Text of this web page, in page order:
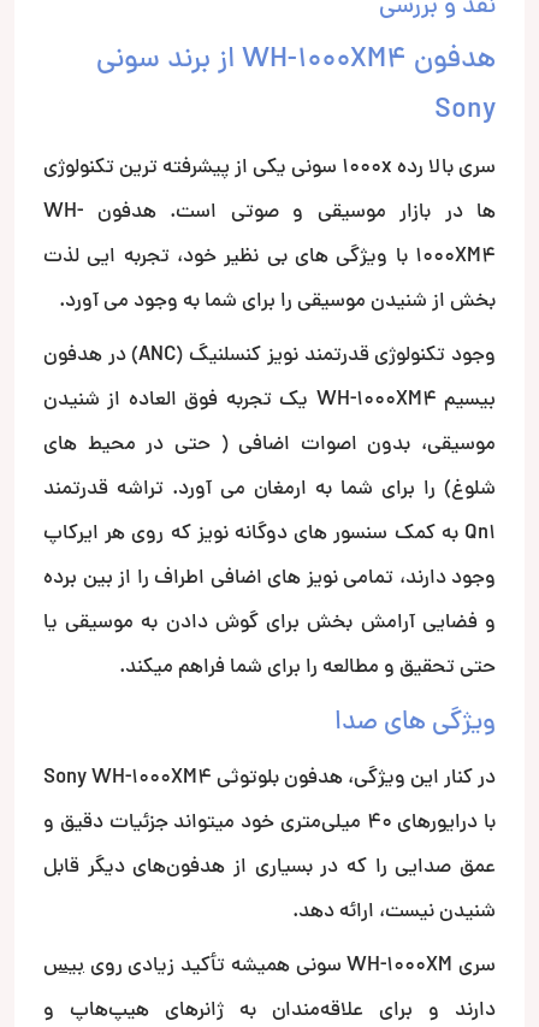
هدفون WH-1000XM4 از برند سونی
Sony
سری بالا رده 1000x سونی یکی از پیشرفته ترین تکنولوژی
ها در بازار موسیقی و صوتی است. هدفون WH-
1000XM4 با ویژگی های بی نظیر خود، تجربه ایی لذت
بخش از شنیدن موسیقی را برای شما به وجود می آورد.
وجود تکنولوژی قدرتمند نویز کنسلنیگ (ANC) در هدفون
بیسیم WH-1000XM4 یک تجربه فوق العاده از شنیدن
موسیقی، بدون اصوات اضافی ( حتی در محیط های
شلوغ) را برای شما به ارمغان می آورد. تراشه قدرتمند
Qn1 به کمک سنسور های دوگانه نویز که روی هر ایرکاپ
وجود دارند، تمامی نویز های اضافی اطراف را از بین برده
و فضایی آرامش بخش برای گوش دادن به موسیقی یا
حتی تحقیق و مطالعه را برای شما فراهم میکند.
ویژگی های صدا
در کنار این ویژگی، هدفون بلوتوثی Sony WH-1000XM4
با درایورهای 40 میلی‌متری خود میتواند جزئیات دقیق و
عمق صدایی را که در بسیاری از هدفون‌های دیگر قابل
شنیدن نیست، ارائه دهد.
سری WH-1000XM سونی همیشه تأکید زیادی روی
بیس
دارند و برای علاقه‌مندان به ژانرهای هیپ‌هاپ و